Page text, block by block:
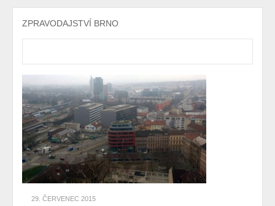
Info z města
ZPRAVODAJSTVÍ BRNO
29. ČERVENEC 2015